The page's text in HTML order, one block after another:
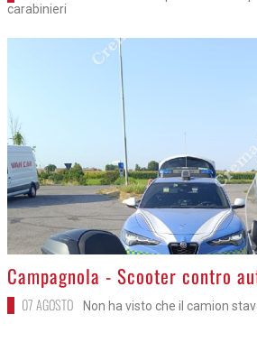
carabinieri
>
Campagnola - Scooter contro
07 AGOSTO Non ha visto che il camion